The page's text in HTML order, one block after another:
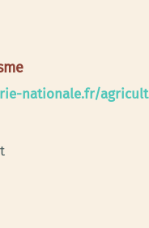
nationale.fr/